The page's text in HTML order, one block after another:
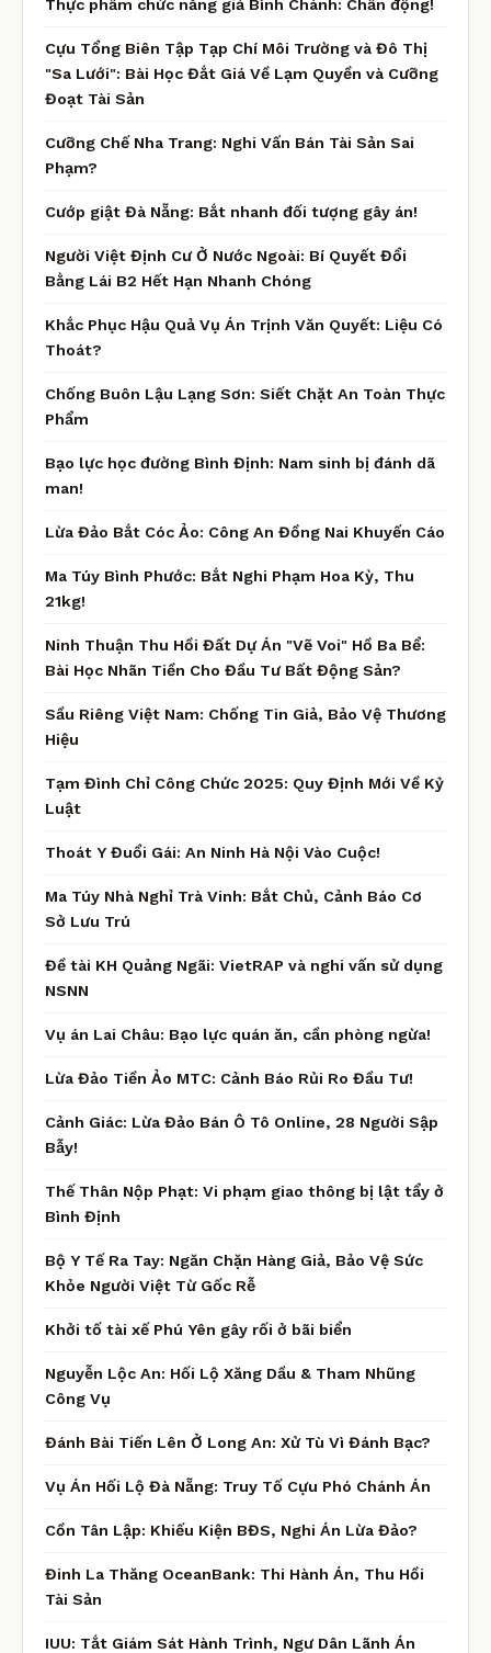
Thực phẩm chức năng giả Bình Chánh: Chấn động!
Cựu Tổng Biên Tập Tạp Chí Môi Trường và Đô Thị
"Sa Lưới": Bài Học Đắt Giá Về Lạm Quyền và Cưỡng
Đoạt Tài Sản
Cưỡng Chế Nha Trang: Nghi Vấn Bán Tài Sản Sai
Phạm?
Cướp giật Đà Nẵng: Bắt nhanh đối tượng gây án!
Người Việt Định Cư Ở Nước Ngoài: Bí Quyết Đổi
Bằng Lái B2 Hết Hạn Nhanh Chóng
Khắc Phục Hậu Quả Vụ Án Trịnh Văn Quyết: Liệu Có
Thoát?
Chống Buôn Lậu Lạng Sơn: Siết Chặt An Toàn Thực
Phẩm
Bạo lực học đường Bình Định: Nam sinh bị đánh dã
man!
Lừa Đảo Bắt Cóc Ảo: Công An Đồng Nai Khuyến Cáo
Ma Túy Bình Phước: Bắt Nghi Phạm Hoa Kỳ, Thu
21kg!
Ninh Thuận Thu Hồi Đất Dự Án "Vẽ Voi" Hồ Ba Bể:
Bài Học Nhãn Tiền Cho Đầu Tư Bất Động Sản?
Sầu Riêng Việt Nam: Chống Tin Giả, Bảo Vệ Thương
Hiệu
Tạm Đình Chỉ Công Chức 2025: Quy Định Mới Về Kỷ
Luật
Thoát Y Đuổi Gái: An Ninh Hà Nội Vào Cuộc!
Ma Túy Nhà Nghỉ Trà Vinh: Bắt Chủ, Cảnh Báo Cơ
Sở Lưu Trú
Đề tài KH Quảng Ngãi: VietRAP và nghi vấn sử dụng
NSNN
Vụ án Lai Châu: Bạo lực quán ăn, cần phòng ngừa!
Lừa Đảo Tiền Ảo MTC: Cảnh Báo Rủi Ro Đầu Tư!
Cảnh Giác: Lừa Đảo Bán Ô Tô Online, 28 Người Sập
Bẫy!
Thế Thân Nộp Phạt: Vi phạm giao thông bị lật tẩy ở
Bình Định
Bộ Y Tế Ra Tay: Ngăn Chặn Hàng Giả, Bảo Vệ Sức
Khỏe Người Việt Từ Gốc Rễ
Khởi tố tài xế Phú Yên gây rối ở bãi biển
Nguyễn Lộc An: Hối Lộ Xăng Dầu & Tham Nhũng
Công Vụ
Đánh Bài Tiến Lên Ở Long An: Xử Tù Vì Đánh Bạc?
Vụ Án Hối Lộ Đà Nẵng: Truy Tố Cựu Phó Chánh Án
Cồn Tân Lập: Khiếu Kiện BĐS, Nghi Án Lừa Đảo?
Đinh La Thăng OceanBank: Thi Hành Án, Thu Hồi
Tài Sản
IUU: Tắt Giám Sát Hành Trình, Ngư Dân Lãnh Án